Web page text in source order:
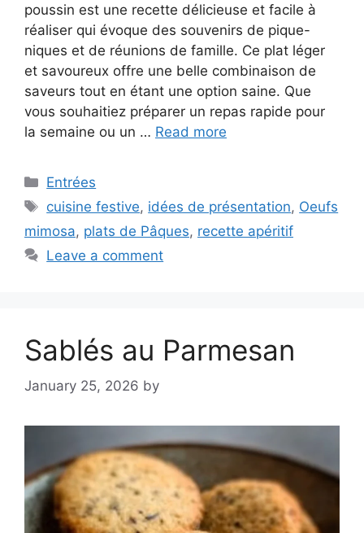
poussin est une recette délicieuse et facile à
réaliser qui évoque des souvenirs de pique-
niques et de réunions de famille. Ce plat léger
et savoureux offre une belle combinaison de
saveurs tout en étant une option saine. Que
vous souhaitiez préparer un repas rapide pour
la semaine ou un … Read more
Categories
Entrées
Tags
cuisine festive, idées de présentation, Oeufs
mimosa, plats de Pâques, recette apéritif
Leave a comment
Sablés au Parmesan
January 25, 2026 by